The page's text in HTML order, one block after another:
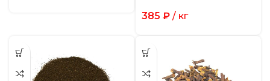
385 ₽ / кг